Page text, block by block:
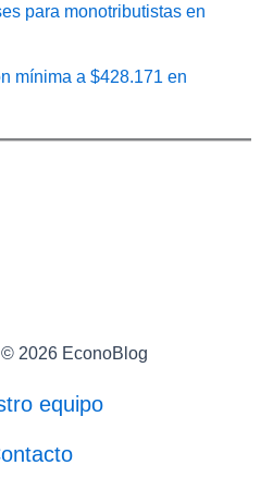
para monotributistas en
mínima a $428.171 en
2026 EconoBlog
equipo